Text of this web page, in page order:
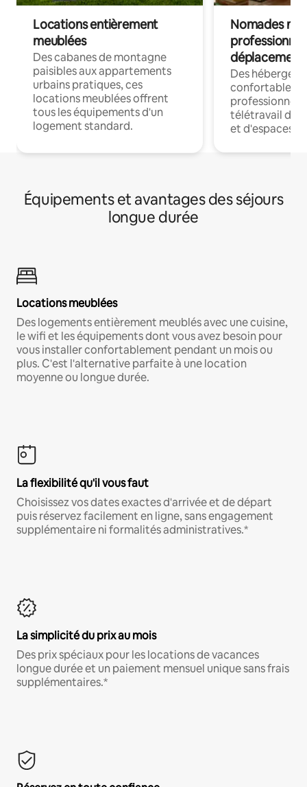
Locations entièrement
meublées
Des cabanes de montagne
paisibles aux appartements
urbains pratiques, ces
locations meublées offrent
tous les équipements d'un
logement standard.
Nomades
déplacement
Des
confortables
professionnels
télétravail
et d'espaces
Équipements et avantages des séjours
longue durée
Locations meublées
Des logements entièrement meublés avec une cuisine,
le wifi et les équipements dont vous avez besoin pour
vous installer confortablement pendant un mois ou
plus. C'est l'alternative parfaite à une location
moyenne ou longue durée.
La flexibilité qu'il vous faut
Choisissez vos dates exactes d'arrivée et de départ
puis réservez facilement en ligne, sans engagement
supplémentaire ni formalités administratives.*
La simplicité du prix au mois
Des prix spéciaux pour les locations de vacances
longue durée et un paiement mensuel unique sans frais
supplémentaires.*